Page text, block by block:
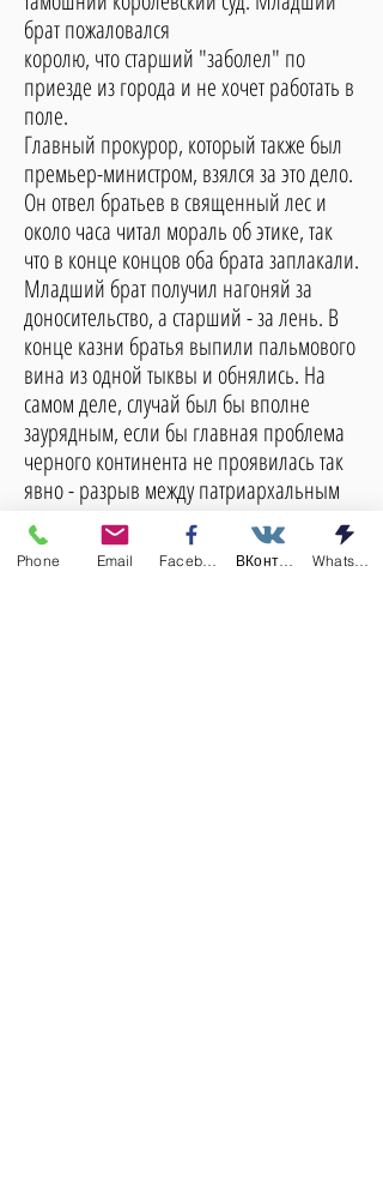
брат пожаловался
королю, что старший "заболел" по
приезде из города и не хочет работать в
поле.
Главный прокурор, который также был
премьер-министром, взялся за это дело.
Он отвел братьев в священный лес и
около часа читал мораль об этике, так
что в конце концов оба брата заплакали.
Младший брат получил нагоняй за
доносительство, а старший - за лень. В
конце казни братья выпили пальмового
вина из одной тыквы и обнялись. На
самом деле, случай был бы вполне
заурядным, если бы главная проблема
черного континента не проявилась так
явно - разрыв между патриархальным
взглядом на жизнь и моделью
поведения, навязанной
индустриальным европейским
Phone Email